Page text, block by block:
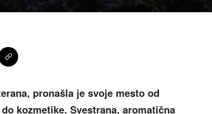
pronašla je svoje mesto od
kozmetike. Svestrana, aromatična